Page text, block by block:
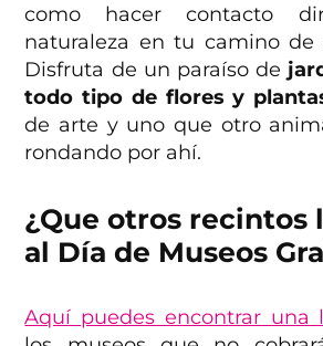
como hacer contacto
naturaleza en tu camino de
Disfruta de un paraíso de
todo tipo de flores y
de arte y uno que otro
rondando por ahí.
¿Que otros recintos
al Día de Museos
Aquí puedes encontrar una